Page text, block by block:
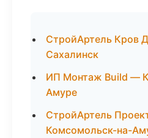
СтройАртель Кров
Сахалинск
ИП Монтаж Build —
Амуре
СтройАртель
Комсомольск-на-